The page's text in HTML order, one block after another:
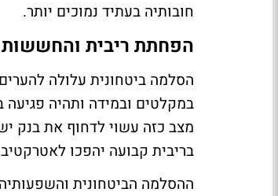
חובותיה בעתיד נמוכים יותר.
הפחתת ריבית והחששות
הסלמה ביטחונית עלולה
במקלטים ובמידה ותהיה
מצב כזה עשוי לדחוף את בנק
בריבית קבועה יהפכו
ההסלמה הביטחונית